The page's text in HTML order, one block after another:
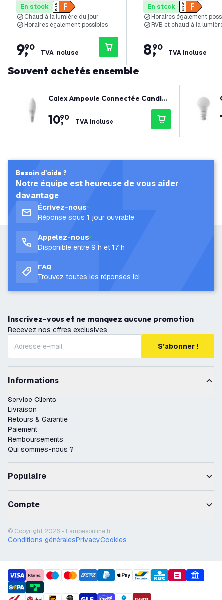
Lampe Vintage
En stock
Chaud à la lumière du jour
Horaires également possibles
9,
90
TVA incluse
Lampe Vintage
En stock
Horaires également
RVB et chaud à la
8,
90
TVA incluse
Souvent achetés ensemble
Calex Ampoule Connectée Candle
men - 2200K - 4000K - Lampe Vint
10,
90 TVA incluse
Besoin d'aide ?
Notre équipe est heureuse de vous aider
davantage
Écrivez-nous
Réponse sous 1 jour ouvrable
Appelez-nous
Disponible entre 9 h et 17 h
FAQ
Trouvez toutes les réponses ici
Inscrivez-vous et ne manquez aucune promotion
Recevez nos offres exclusives
S'abonner !
Informations
Service Clients
Livraison
Retours & Garantie
Paiement
Remboursements
Qui sommes-nous ?
Populaire
Compte
© Copyright 2026 - Lampesonline.fr
Conditions généralesPrivacyCookies
payment methods